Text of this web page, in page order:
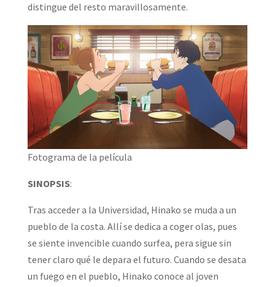
distingue del resto maravillosamente.
Fotograma de la película
SINOPSIS:
Tras acceder a la Universidad, Hinako se muda a un
pueblo de la costa. Allí se dedica a coger olas, pues
se siente invencible cuando surfea, pera sigue sin
tener claro qué le depara el futuro. Cuando se desata
un fuego en el pueblo, Hinako conoce al joven